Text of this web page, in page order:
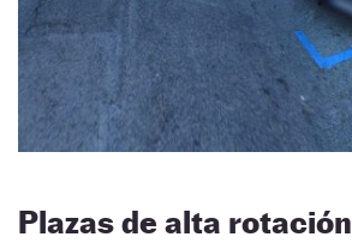
Plazas de alta rotación